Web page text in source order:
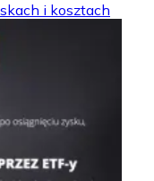
i kosztach